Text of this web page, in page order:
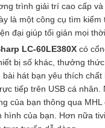
trình giải trí cao cấp
là một công cụ tìm
đại giúp tối giản mọi
LC-60LE380X có
bị số khác, thưởng
bài hát bạn yêu thích
tiếp trên USB cá nhân.
của bạn thông qua
hình của bạn. Hơn nữa